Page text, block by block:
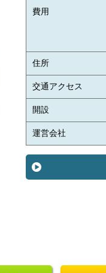
費用
住所
交通アクセス
開設
運営会社